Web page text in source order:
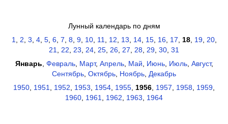
Лунный календарь по дням
1, 2, 3, 4, 5, 6, 7, 8, 9, 10, 11, 12, 13, 14, 15, 16, 17, 18, 19, 20,
21, 22, 23, 24, 25, 26, 27, 28, 29, 30, 31
Январь Февраль, Март, Апрель, Май Июнь, Июль, Август,
Сентябрь Октябрь Ноябрь Декабрь
1950 1951 1952 1953 1954 1955 1956 1957 1958 1959
1960 1961 1962 1963 1964